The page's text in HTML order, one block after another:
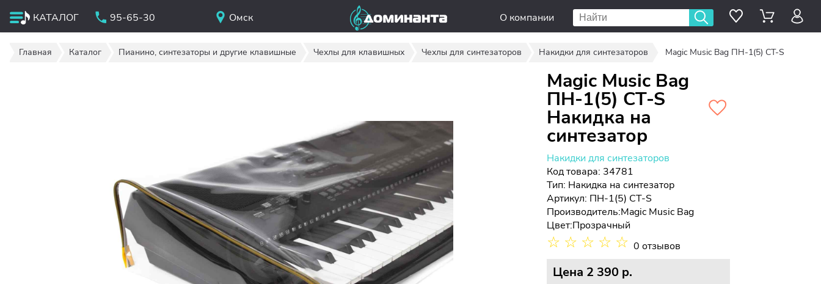
КАТАЛОГ 95-65-30 Омск О компании
Главная Каталог Пианино, синтезаторы и другие клавишные Чехлы для клавишных Чехлы для синтезаторов Накидки для синтезаторов Magic Music Bag ПН-1(5) CT-S
Magic Music Bag
ПН-1(5) CT-S
Накидка на
синтезатор
Накидки для синтезаторов
Код товара: 34781
Тип: Накидка на синтезатор
Артикул: ПН-1(5) CT-S
Производитель:Magic Music Bag
Цвет:Прозрачный
☆ ☆ ☆ ☆ ☆ 0 отзывов
Цена 2 390 p.